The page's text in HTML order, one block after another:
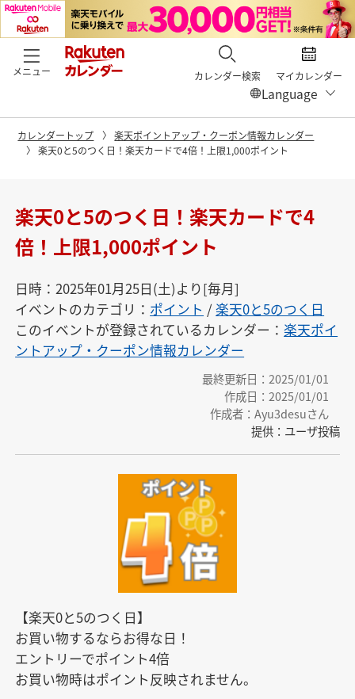
メニュー カレンダー検索 マイカレンダー
カレンダートップ
楽天ポイントアップ・クーポン情報カレンダー
楽天0と5のつく日！楽天カードで4倍！上限1,000ポイント
楽天0と5のつく日！楽天カードで4
倍！上限1,000ポイント
日時：2025年01月25日(土)より[毎月]
イベントのカテゴリ： ポイント /楽天0と5のつく日
このイベントが登録されているカレンダー：楽天ポイ
ントアップ・クーポン情報カレンダー
最終更新日：2025/01/01
作成日：2025/01/01
作成者：Ayu3desuさん
提供：ユーザ投稿
【楽天0と5のつく日】
お買い物するならお得な日！
エントリーでポイント4倍
お買い物時はポイント反映されません。